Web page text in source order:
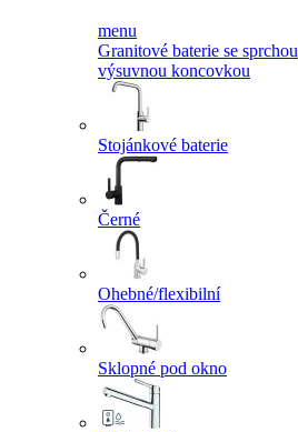
menu
Granitové baterie se sprchou
výsuvnou koncovkou
Stojánkové baterie
Černé
Ohebné/flexibilní
Sklopné pod okno